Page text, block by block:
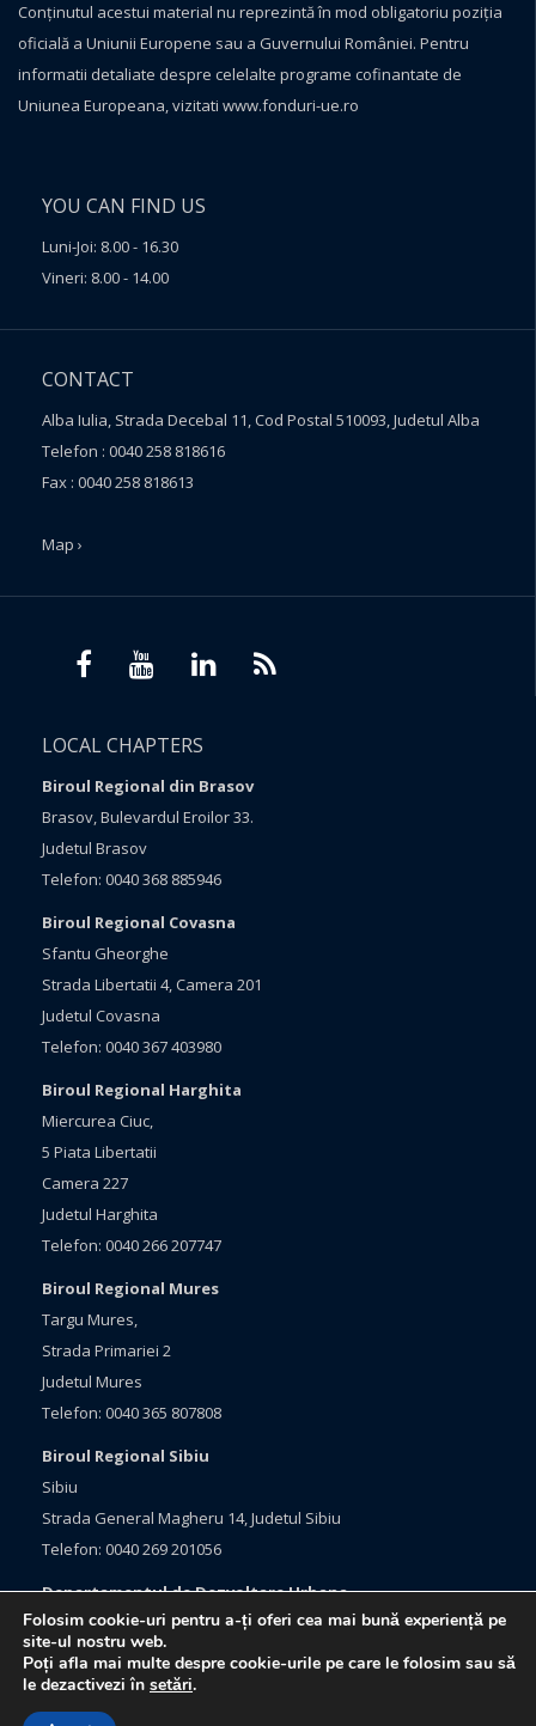
Conţinutul acestui material nu reprezintă în mod obligatoriu poziţia
oficială a Uniunii Europene sau a Guvernului României. Pentru
informatii detaliate despre celelalte programe cofinantate de
Uniunea Europeana, vizitati www.fonduri-ue.ro
YOU CAN FIND US
Luni-Joi: 8.00 - 16.30
Vineri: 8.00 - 14.00
CONTACT
Alba Iulia, Strada Decebal 11, Cod Postal 510093, Judetul Alba
Telefon : 0040 258 818616
Fax : 0040 258 818613
Map ›
LOCAL CHAPTERS
Biroul Regional din Brasov
Brasov, Bulevardul Eroilor 33.
Judetul Brasov
Telefon: 0040 368 885946
Biroul Regional Covasna
Sfantu Gheorghe
Strada Libertatii 4, Camera 201
Judetul Covasna
Telefon: 0040 367 403980
Biroul Regional Harghita
Miercurea Ciuc,
5 Piata Libertatii
Camera 227
Judetul Harghita
Telefon: 0040 266 207747
Biroul Regional Mures
Targu Mures,
Strada Primariei 2
Judetul Mures
Telefon: 0040 365 807808
Biroul Regional Sibiu
Sibiu
Strada General Magheru 14, Judetul Sibiu
Telefon: 0040 269 201056
Departamentul de Dezvoltare Urbana
Brasov, Bulevardul Eroilor 33
Judetul Brasov
Telefon: 0040 368 415760
Folosim cookie-uri pentru a-ți oferi cea mai bună experiență pe
site-ul nostru web.
Poți afla mai multe despre cookie-urile pe care le folosim sau să
le dezactivezi în setări.